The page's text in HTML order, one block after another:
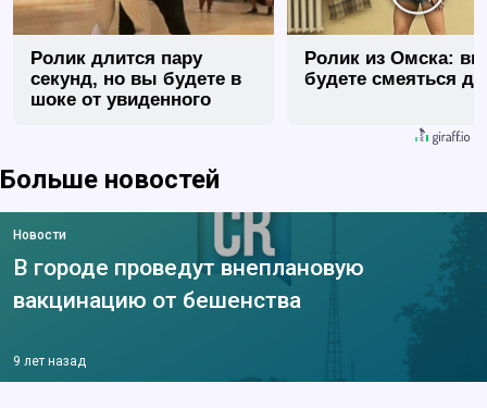
Ролик длится пару
секунд, но вы будете в
шоке от увиденного
Ролик из Омска: вы
будете смеяться
Больше новостей
Новости
В городе проведут внеплановую
вакцинацию от бешенства
9 лет назад